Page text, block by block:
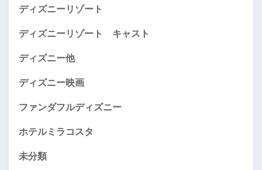
ディズニーリゾート
ディズニーリゾート キャスト
ディズニー他
ディズニー映画
ファンダフルディズニー
ホテルミラコスタ
未分類